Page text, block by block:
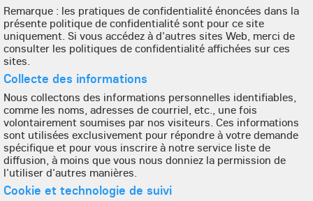
Remarque : les pratiques de confidentialité énoncées dans la
présente politique de confidentialité sont pour ce site
uniquement. Si vous accédez à d'autres sites Web, merci de
consulter les politiques de confidentialité affichées sur ces
sites.
Collecte des informations
Nous collectons des informations personnelles identifiables,
comme les noms, adresses de courriel, etc., une fois
volontairement soumises par nos visiteurs. Ces informations
sont utilisées exclusivement pour répondre à votre demande
spécifique et pour vous inscrire à notre service liste de
diffusion, à moins que vous nous donniez la permission de
l'utiliser d'autres manières.
Cookie et technologie de suivi